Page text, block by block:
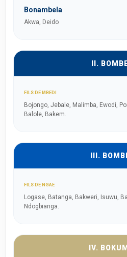
Bonambela
Akwa, Deido
II.
FILS DE MBEDI
Bojongo, Jebale, Malimba, Ewodi,
Balole, Bakem.
III.
FILS DE NGAE
Logase, Batanga, Bakweri, Isuwu,
Ndogbianga.
IV.